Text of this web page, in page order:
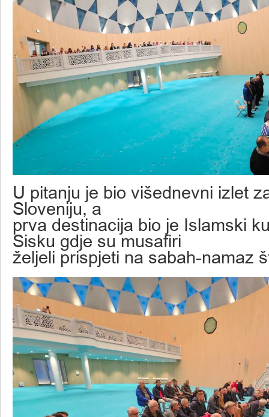
U pitanju je bio višednevni izlet
Sloveniju, a
prva destinacija bio je Islamski
Sisku gdje su musafiri
željeli prispjeti na sabah-namaz